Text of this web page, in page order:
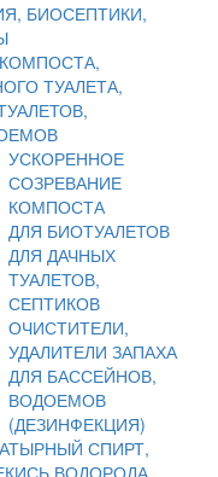
БИОСЕПТИКИ,
ТУАЛЕТА,
УСКОРЕННОЕ
СОЗРЕВАНИЕ
КОМПОСТА
ДЛЯ БИОТУАЛЕТОВ
ДЛЯ ДАЧНЫХ
ТУАЛЕТОВ,
СЕПТИКОВ
ОЧИСТИТЕЛИ,
УДАЛИТЕЛИ ЗАПАХА
ДЛЯ БАССЕЙНОВ,
ВОДОЕМОВ
(ДЕЗИНФЕКЦИЯ)
СПИРТ,
ВОДОРОДА